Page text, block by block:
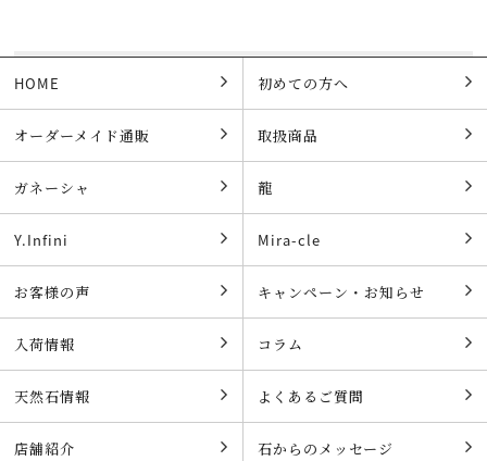
HOME 初めての方へ
オーダーメイド通販 取扱商品
ガネーシャ 龍
Y.Infini Mira-cle
お客様の声 キャンペーン・お知らせ
入荷情報 コラム
天然石情報 よくあるご質問
店舗紹介 石からのメッセージ